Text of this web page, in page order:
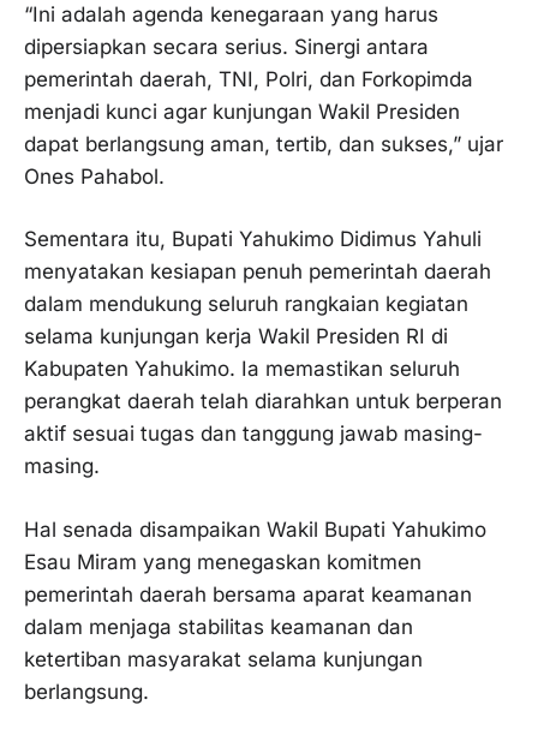
“Ini adalah agenda kenegaraan yang harus
dipersiapkan secara serius. Sinergi antara
pemerintah daerah, TNI, Polri, dan Forkopimda
menjadi kunci agar kunjungan Wakil Presiden
dapat berlangsung aman, tertib, dan sukses,” ujar
Ones Pahabol.
Sementara itu, Bupati Yahukimo Didimus Yahuli
menyatakan kesiapan penuh pemerintah daerah
dalam mendukung seluruh rangkaian kegiatan
selama kunjungan kerja Wakil Presiden RI di
Kabupaten Yahukimo. Ia memastikan seluruh
perangkat daerah telah diarahkan untuk berperan
aktif sesuai tugas dan tanggung jawab masing-
masing.
Hal senada disampaikan Wakil Bupati Yahukimo
Esau Miram yang menegaskan komitmen
pemerintah daerah bersama aparat keamanan
dalam menjaga stabilitas keamanan dan
ketertiban masyarakat selama kunjungan
berlangsung.